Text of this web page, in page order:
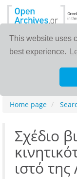
This website uses
best experience.
Home page
Σχέδιο
ιστό